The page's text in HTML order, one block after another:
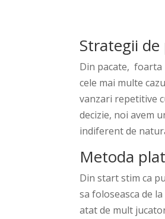
Strategii
Din pacate, foarta
cele mai multe
vanzari repetitive
decizie, noi avem
indiferent de
Metoda
Din start stim ca
sa foloseasca de
atat de mult